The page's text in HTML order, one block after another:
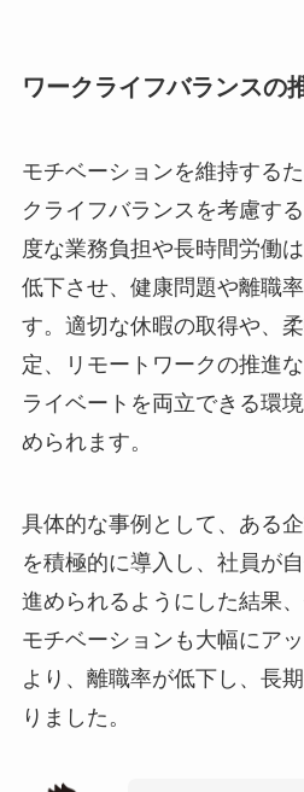
ワークライフバランスの
モチベーションを維持する
クライフバランスを考慮す
度な業務負担や長時間労働
低下させ、健康問題や離職
す。適切な休暇の取得や、
定、リモートワークの推進
ライベートを両立できる環
められます。
具体的な事例として、ある
を積極的に導入し、社員が
進められるようにした結果
モチベーションも大幅にア
より、離職率が低下し、長
りました。